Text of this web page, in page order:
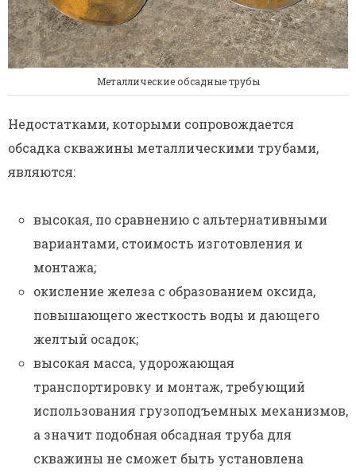
Металлические обсадные трубы
Недостатками, которыми сопровождается
обсадка скважины металлическими трубами,
являются:
высокая, по сравнению с альтернативными
вариантами, стоимость изготовления и
монтажа;
окисление железа с образованием оксида,
повышающего жесткость воды и дающего
желтый осадок;
высокая масса, удорожающая
транспортировку и монтаж, требующий
использования грузоподъемных механизмов,
а значит подобная обсадная труба для
скважины не сможет быть установлена